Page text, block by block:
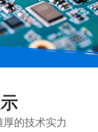
的技术实力